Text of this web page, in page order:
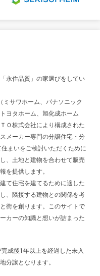
永住品質」の家選びをしてい
ミサワホーム、パナソニック
ヨタホーム、旭化成ホーム
Ｏ株式会社により構成された
メーカー専門の分譲住宅・分
まいをご検討いただくために
、土地と建物を合わせて販売
を提供します。
て住宅を建てるために適した
、隣接する建物との関係を考
街を創ります。このサイトで
カーの知識と想いが詰まった
成後1年以上を経過した未入
分譲となります。